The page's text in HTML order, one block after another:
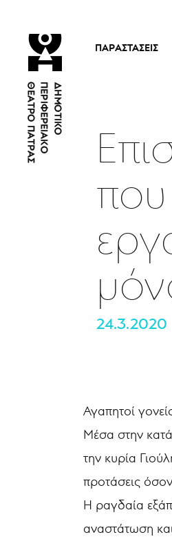
ΠΑΡΑΣΤΆΣΕΙΣ
Εισιτήρια
24.3.2020
Αγαπητοί
Μέσα στην
την κυρία
προτάσεις
Η ραγδαία
αναστάτωση